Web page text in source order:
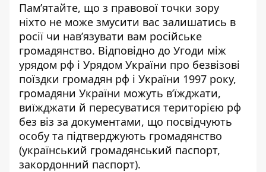
Пам’ятайте, що з правової точки зору
ніхто не може змусити вас залишатись в
росії чи нав’язувати вам російське
громадянство. Відповідно до Угоди між
урядом рф і Урядом України про безвізові
поїздки громадян рф і України 1997 року,
громадяни України можуть в’їжджати,
виїжджати й пересуватися територією рф
без віз за документами, що посвідчують
особу та підтверджують громадянство
(український громадянський паспорт,
закордонний паспорт).